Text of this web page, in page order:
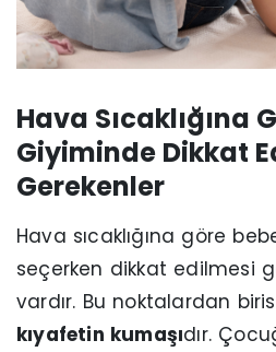
Hava Sıcaklığına
Giyiminde Dikkat
Gerekenler
Hava sıcaklığına göre
seçerken dikkat edilmesi
vardır. Bu noktalardan
kıyafetin kumaşıdır.